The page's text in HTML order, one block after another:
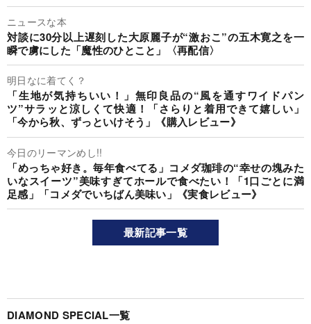
ニュースな本
対談に30分以上遅刻した大原麗子が“激おこ”の五木寛之を一
瞬で虜にした「魔性のひとこと」〈再配信〉
明日なに着てく？
「生地が気持ちいい！」無印良品の“風を通すワイドパン
ツ”サラッと涼しくて快適！「さらりと着用できて嬉しい」
「今から秋、ずっといけそう」《購入レビュー》
今日のリーマンめし!!
「めっちゃ好き。毎年食べてる」コメダ珈琲の“幸せの塊みた
いなスイーツ”美味すぎてホールで食べたい！「1口ごとに満
足感」「コメダでいちばん美味い」《実食レビュー》
最新記事一覧
DIAMOND SPECIAL一覧